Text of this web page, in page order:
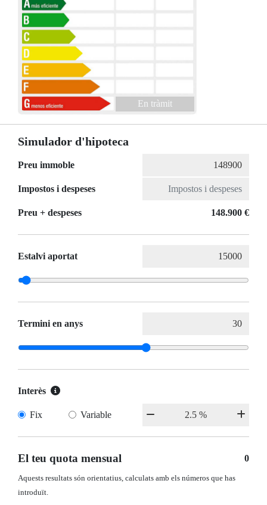
En tràmit
Simulador d'hipoteca
Preu immoble
Impostos i despeses
Preu + despeses 148.900 €
Estalvi aportat
Termini en anys
Interès
Fix Variable
El teu quota mensual 0
Aquests resultats són orientatius, calculats amb els números que has
introduït.